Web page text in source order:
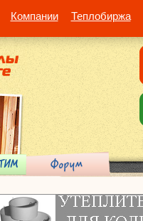
Компании Теплобиржа